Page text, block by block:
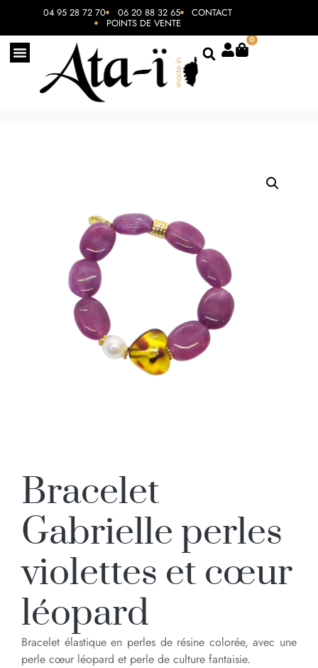
04 95 28 72 70 06 20 88 32 65 CONTACT
POINTS DE VENTE
0
Bracelet
Gabrielle perles
violettes et cœur
léopard
Bracelet élastique en perles de résine colorée, avec une
perle cœur léopard et perle de culture fantaisie.